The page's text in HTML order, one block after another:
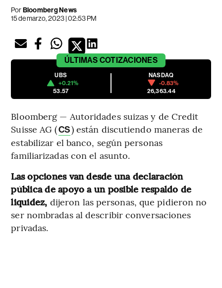
PorBloomberg News
15 de marzo, 2023 | 02:53 PM
ÚLTIMAS COTIZACIONES
UBS
+0.21%
53.57
NASDAQ
-0.83%
26,363.44
Bloomberg — Autoridades suizas y de Credit
Suisse AG (CS) están discutiendo maneras de
estabilizar el banco, según personas
familiarizadas con el asunto.
Las opciones van desde una declaración
pública de apoyo a un posible respaldo de
liquidez, dijeron las personas, que pidieron no
ser nombradas al describir conversaciones
privadas.